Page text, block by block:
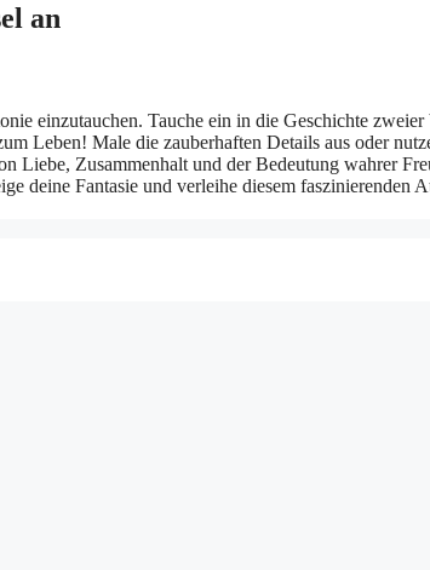
an
einzutauchen. Tauche ein in die Geschichte
Leben! Male die zauberhaften Details aus oder
Zusammenhalt und der Bedeutung wahrer
deine Fantasie und verleihe diesem faszinierenden